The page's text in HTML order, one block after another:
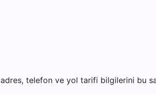
adres, telefon ve yol tarifi bilgilerini bu